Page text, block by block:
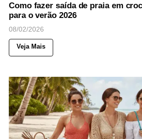
Como fazer saída de praia em
para o verão 2026
08/02/2026
Veja Mais